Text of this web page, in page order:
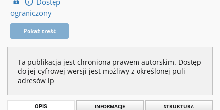
Dostęp
ograniczony
Pokaż treść
Ta publikacja jest chroniona prawem autorskim. Dostęp
do jej cyfrowej wersji jest możliwy z określonej puli
adresów ip.
OPIS INFORMACJE STRUKTURA